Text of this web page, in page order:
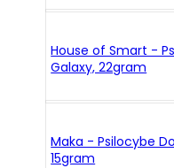
House of Smart -
Galaxy, 22gram
Maka - Psilocybe
15gram